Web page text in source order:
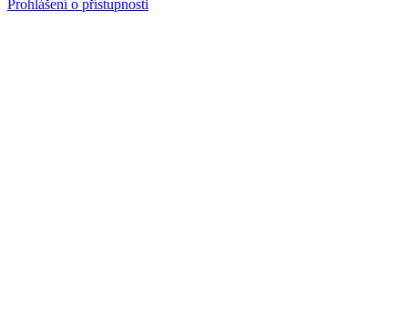
Prohlášení o přístupnosti